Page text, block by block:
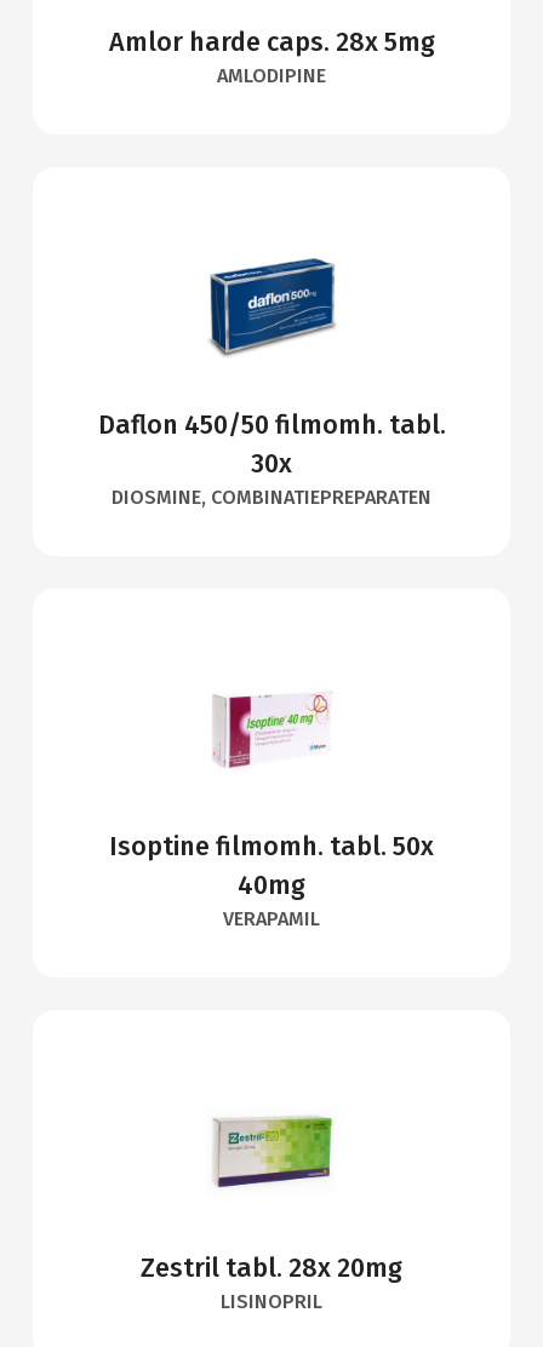
Amlor harde caps. 28x 5mg
AMLODIPINE
Daflon 450/50 filmomh. tabl.
30x
DIOSMINE, COMBINATIEPREPARATEN
Isoptine filmomh. tabl. 50x
40mg
VERAPAMIL
Zestril tabl. 28x 20mg
LISINOPRIL